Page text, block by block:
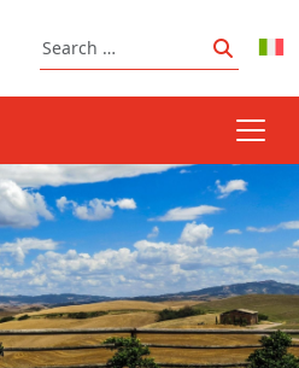
Search
Search